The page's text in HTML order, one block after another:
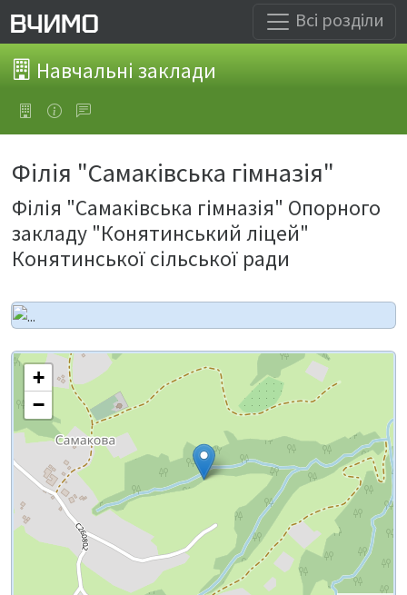
Всі розділи
Навчальні заклади
Філія "Самаківська гімназія"
Філія "Самаківська гімназія" Опорного
закладу "Конятинський ліцей"
Конятинської сільської ради
+
−